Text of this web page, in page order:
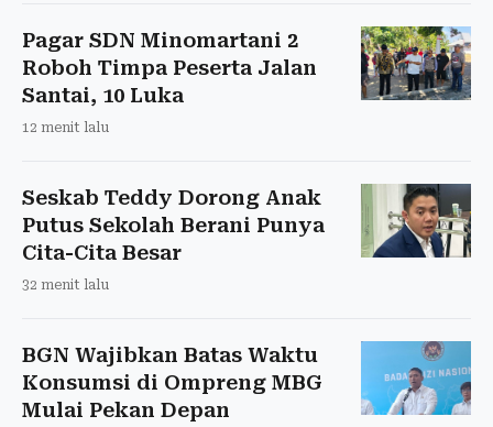
Pagar SDN Minomartani 2
Roboh Timpa Peserta Jalan
Santai, 10 Luka
12 menit lalu
Seskab Teddy Dorong Anak
Putus Sekolah Berani Punya
Cita-Cita Besar
32 menit lalu
BGN Wajibkan Batas Waktu
Konsumsi di Ompreng MBG
Mulai Pekan Depan